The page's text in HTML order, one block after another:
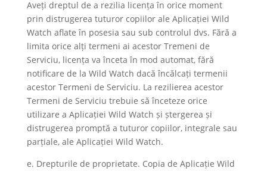
Aveți dreptul de a rezilia licența în orice moment
prin distrugerea tuturor copiilor ale Aplicației Wild
Watch aflate în posesia sau sub controlul dvs. Fără a
limita orice alți termeni ai acestor Tremeni de
Serviciu, licența va înceta în mod automat, fără
notificare de la Wild Watch dacă încălcați termenii
acestor Termeni de Serviciu. La rezilierea acestor
Termeni de Serviciu trebuie să înceteze orice
utilizare a Aplicației Wild Watch și ștergerea și
distrugerea promptă a tuturor copiilor, integrale sau
parțiale, ale Aplicației Wild Watch.
e. Drepturile de proprietate. Copia de Aplicație Wild